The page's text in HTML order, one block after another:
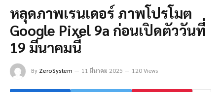
หลุดภาพเรนเดอร์ ภาพโปรโมต
Google Pixel 9a ก่อนเปิดตัววันที่
19 มีนาคมนี้
By ZeroSystem 11 มีนาคม 2025 120 Views